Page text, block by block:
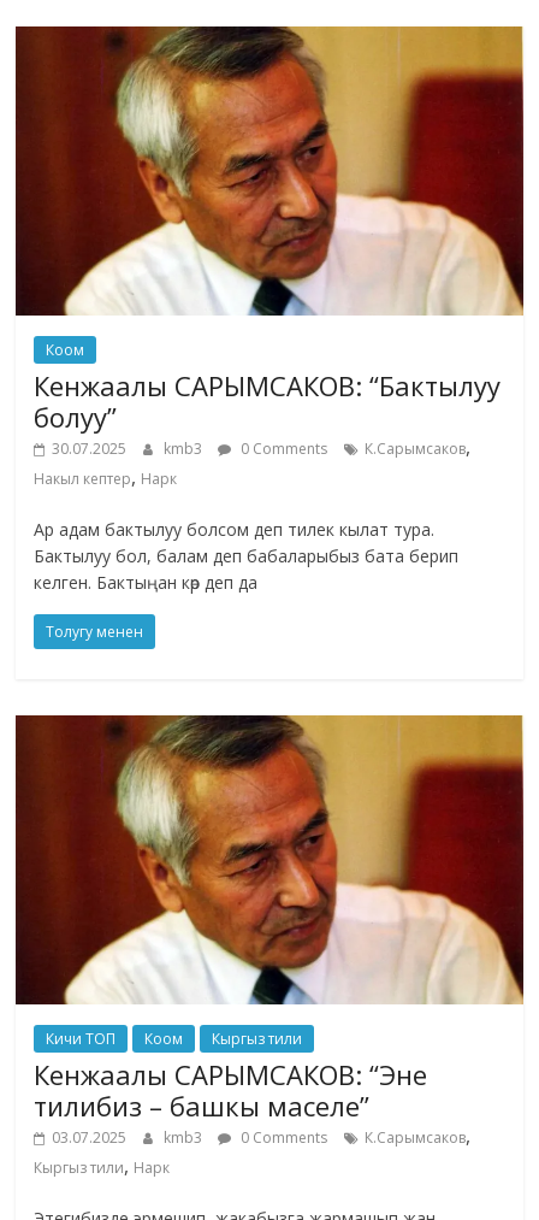
Коом
Кенжаалы САРЫМСАКОВ: “Бактылуу
болуу”
30.07.2025 kmb3 0 Comments К.Сарымсаков,
Накыл кептер, Нарк
Ар адам бактылуу болсом деп тилек кылат тура.
Бактылуу бол, балам деп бабаларыбыз бата берип
келген. Бактыңан көр деп да
Толугу менен
Кичи ТОП Коом Кыргыз тили
Кенжаалы САРЫМСАКОВ: “Эне
тилибиз – башкы маселе”
03.07.2025 kmb3 0 Comments К.Сарымсаков,
Кыргыз тили, Нарк